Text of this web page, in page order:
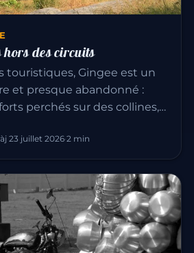
hors des circuits
touristiques, Gingee est un
et presque abandonné :
perchés sur des collines,…
23 juillet 2026·2 min